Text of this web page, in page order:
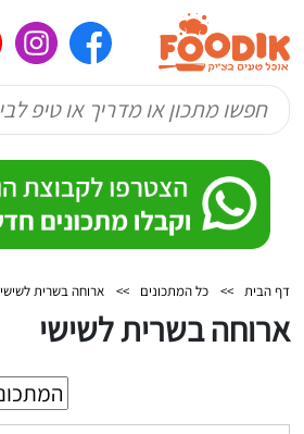
דף הבית >> כל המתכונים >> ארוחה בשרית לשישי
ארוחה בשרית לשישי